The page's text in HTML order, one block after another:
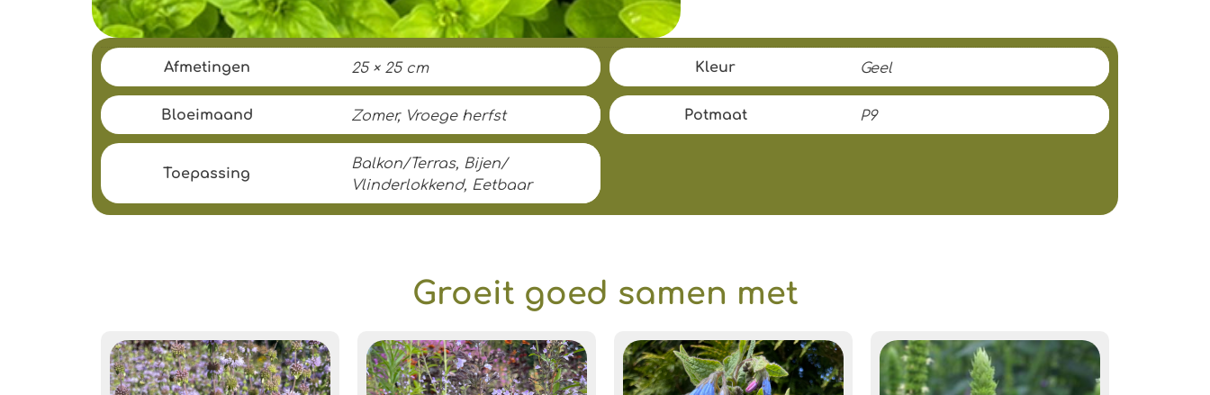
Afmetingen 25 × 25 cm Kleur Geel
Bloeimaand Zomer, Vroege herfst Potmaat P9
Toepassing
Balkon/Terras, Bijen/
Vlinderlokkend, Eetbaar
Groeit goed samen met